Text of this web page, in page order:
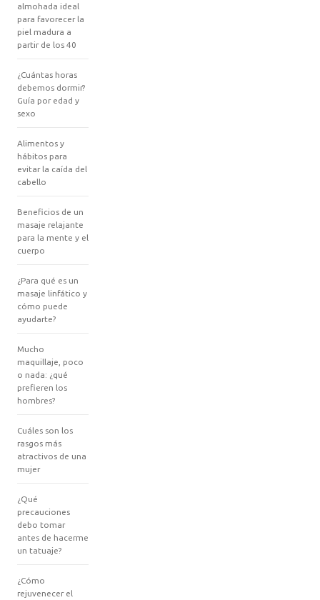
almohada ideal
para favorecer la
piel madura a
partir de los 40
¿Cuántas horas
debemos dormir?
Guía por edad y
sexo
Alimentos y
hábitos para
evitar la caída del
cabello
Beneficios de un
masaje relajante
para la mente y el
cuerpo
¿Para qué es un
masaje linfático y
cómo puede
ayudarte?
Mucho
maquillaje, poco
o nada: ¿qué
prefieren los
hombres?
Cuáles son los
rasgos más
atractivos de una
mujer
¿Qué
precauciones
debo tomar
antes de hacerme
un tatuaje?
¿Cómo
rejuvenecer el